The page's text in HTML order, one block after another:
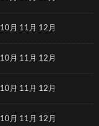
10月 11月 12月
10月 11月 12月
10月 11月 12月
10月 11月 12月